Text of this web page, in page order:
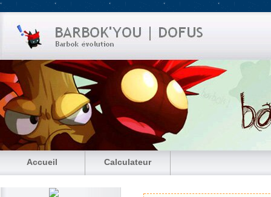
Accueil Calculateur